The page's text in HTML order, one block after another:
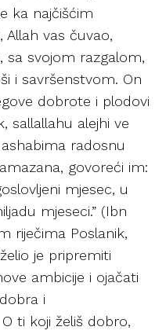
ka najčišćim
Allah vas čuvao,
sa svojom razgalom,
i savršenstvom. On
dobrote i plodovi
sallallahu alejhi ve
radosnu
govoreći im:
mjesec, u
mjeseci.” (Ibn
riječima Poslanik,
je pripremiti
ambicije i ojačati
i
ti koji želiš dobro,